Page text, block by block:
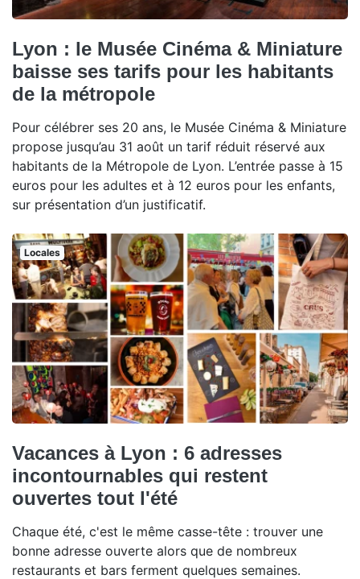
Lyon : le Musée Cinéma & Miniature
baisse ses tarifs pour les habitants
de la métropole
Pour célébrer ses 20 ans, le Musée Cinéma & Miniature
propose jusqu’au 31 août un tarif réduit réservé aux
habitants de la Métropole de Lyon. L’entrée passe à 15
euros pour les adultes et à 12 euros pour les enfants,
sur présentation d’un justificatif.
Locales
Vacances à Lyon : 6 adresses
incontournables qui restent
ouvertes tout l'été
Chaque été, c'est le même casse-tête : trouver une
bonne adresse ouverte alors que de nombreux
restaurants et bars ferment quelques semaines.